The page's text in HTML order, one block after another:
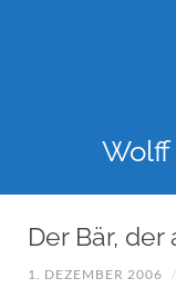
Der Bär,
1. DEZEMBER 2006 /